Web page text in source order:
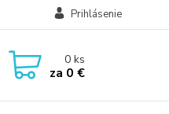
Prihlásenie
0ks
za 0 €